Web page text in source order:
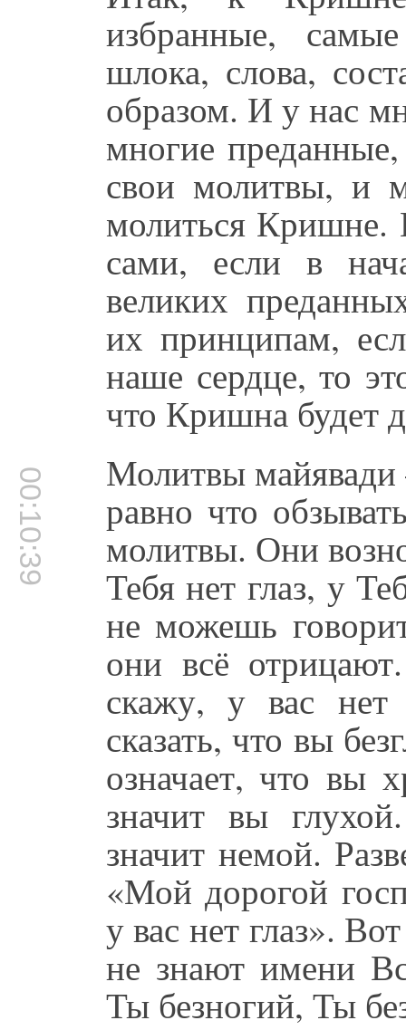
избранные,
шлока, слова,
образом. И у нас
многие
свои молитвы, и
молиться Кришне.
сами, если в
великих
их принципам,
наше сердце, то
что Кришна будет
00:10:39 Молитвы майявади
равно что
молитвы. Они
Тебя нет глаз, у
не можешь
они всё
скажу, у вас нет
сказать, что вы
означает, что вы
значит вы
значит немой.
«Мой дорогой
у вас нет глаз».
не знают имени
Ты безногий, Ты